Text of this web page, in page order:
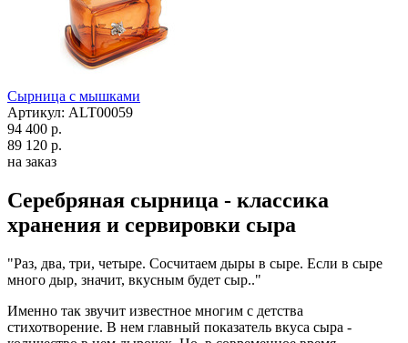
Сырница с мышками
Артикул: ALT00059
94 400 р.
89 120 р.
на заказ
Серебряная сырница - классика
хранения и сервировки сыра
"Раз, два, три, четыре. Сосчитаем дыры в сыре. Если в сыре
много дыр, значит, вкусным будет сыр.."
Именно так звучит известное многим с детства
стихотворение. В нем главный показатель вкуса сыра -